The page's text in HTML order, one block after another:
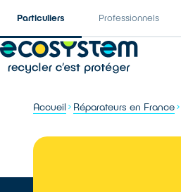
Particuliers Professionnels
Accueil Réparateurs en France